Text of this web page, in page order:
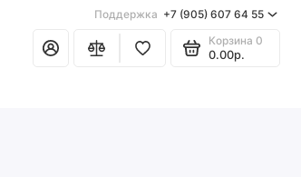
Поддержка +7 (905) 607 64 55
Корзина 0
0.00р.